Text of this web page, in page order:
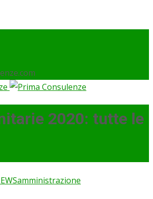
2020: tutte le
amministrazione